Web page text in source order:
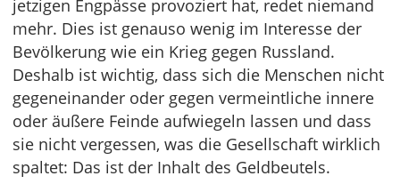
jetzigen Engpässe provoziert hat, redet niemand
mehr. Dies ist genauso wenig im Interesse der
Bevölkerung wie ein Krieg gegen Russland.
Deshalb ist wichtig, dass sich die Menschen nicht
gegeneinander oder gegen vermeintliche innere
oder äußere Feinde aufwiegeln lassen und dass
sie nicht vergessen, was die Gesellschaft wirklich
spaltet: Das ist der Inhalt des Geldbeutels.